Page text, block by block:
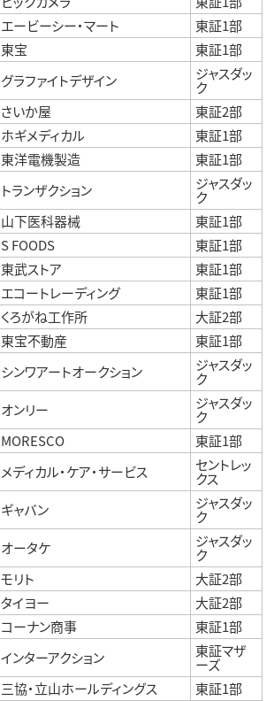
エービーシー・マート
東証1部
東宝
東証1部
グラファイトデザイン ジャスダッ
ク
さいか屋
東証2部
ホギメディカル
東証1部
東洋電機製造
東証1部
トランザクション ジャスダッ
ク
山下医科器械
東証1部
S FOODS
東証1部
東武ストア
東証1部
エコートレーディング
東証1部
くろがね工作所
大証2部
東宝不動産
東証1部
シンワアートオークション ジャスダッ
ク
オンリー ジャスダッ
ク
MORESCO
東証1部
メディカル・ケア・サービス セントレッ
クス
ギャバン ジャスダッ
ク
オータケ ジャスダッ
ク
モリト
大証2部
タイヨー 大証2部
コーナン商事
東証1部
インターアクション 東証マザ
ーズ
三協・立山ホールディングス
東証1部